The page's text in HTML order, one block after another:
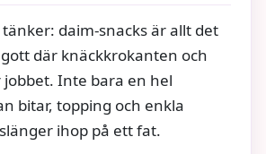
daim‑snacks är allt det
där knäckkrokanten och
Inte bara en hel
bitar, topping och enkla
ihop på ett fat.